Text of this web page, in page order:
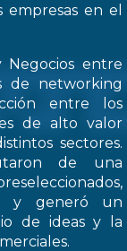
en el
entre
de networking
entre los
de alto valor
sectores.
de una
y generó un
de ideas y la